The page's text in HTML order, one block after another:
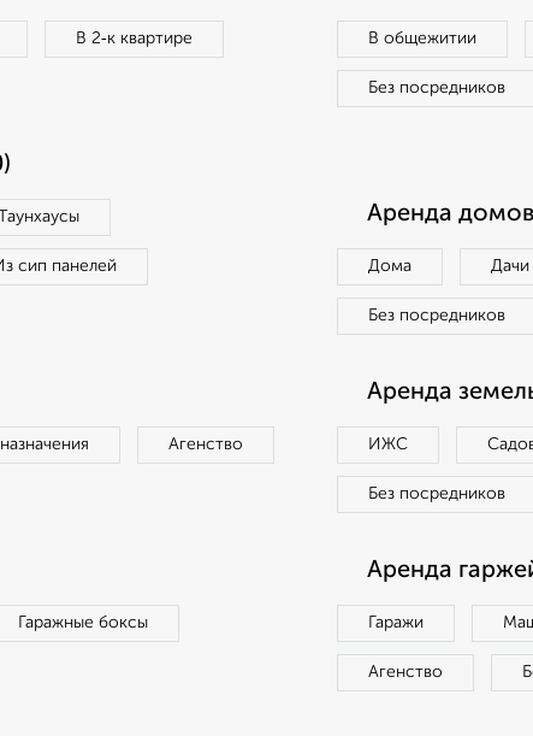
В 2‑к квартире В общежитии
Без посредников
Таунхаусы
сип панелей
Аренда
Дома Дачи
Без посредников
Агенство
Аренда
ИЖС
Без посредников
Гаражные боксы
Аренда
Гаражи
Агенство